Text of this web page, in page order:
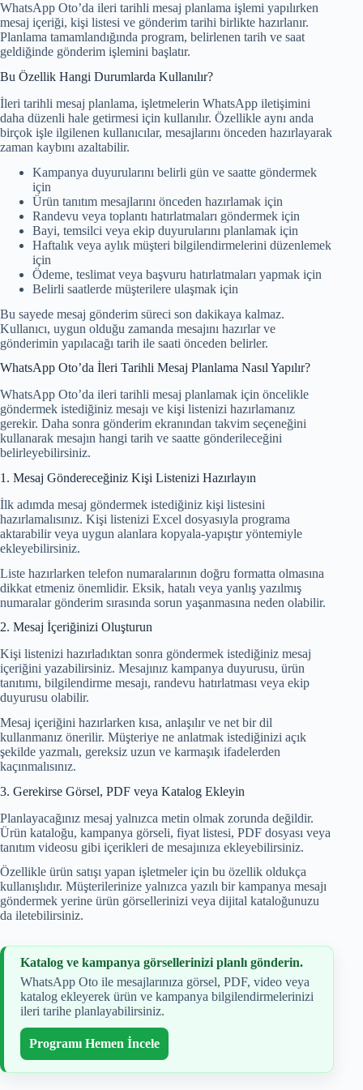
WhatsApp Oto’da ileri tarihli mesaj planlama işlemi yapılırken
mesaj içeriği, kişi listesi ve gönderim tarihi birlikte hazırlanır.
Planlama tamamlandığında program, belirlenen tarih ve saat
geldiğinde gönderim işlemini başlatır.
Bu Özellik Hangi Durumlarda Kullanılır?
İleri tarihli mesaj planlama, işletmelerin WhatsApp iletişimini
daha düzenli hale getirmesi için kullanılır. Özellikle aynı anda
birçok işle ilgilenen kullanıcılar, mesajlarını önceden hazırlayarak
zaman kaybını azaltabilir.
Kampanya duyurularını belirli gün ve saatte göndermek
için
Ürün tanıtım mesajlarını önceden hazırlamak için
Randevu veya toplantı hatırlatmaları göndermek için
Bayi, temsilci veya ekip duyurularını planlamak için
Haftalık veya aylık müşteri bilgilendirmelerini düzenlemek
için
Ödeme, teslimat veya başvuru hatırlatmaları yapmak için
Belirli saatlerde müşterilere ulaşmak için
Bu sayede mesaj gönderim süreci son dakikaya kalmaz.
Kullanıcı, uygun olduğu zamanda mesajını hazırlar ve
gönderimin yapılacağı tarih ile saati önceden belirler.
WhatsApp Oto’da İleri Tarihli Mesaj Planlama Nasıl Yapılır?
WhatsApp Oto’da ileri tarihli mesaj planlamak için öncelikle
göndermek istediğiniz mesajı ve kişi listenizi hazırlamanız
gerekir. Daha sonra gönderim ekranından takvim seçeneğini
kullanarak mesajın hangi tarih ve saatte gönderileceğini
belirleyebilirsiniz.
1. Mesaj Göndereceğiniz Kişi Listenizi Hazırlayın
İlk adımda mesaj göndermek istediğiniz kişi listesini
hazırlamalısınız. Kişi listenizi Excel dosyasıyla programa
aktarabilir veya uygun alanlara kopyala-yapıştır yöntemiyle
ekleyebilirsiniz.
Liste hazırlarken telefon numaralarının doğru formatta olmasına
dikkat etmeniz önemlidir. Eksik, hatalı veya yanlış yazılmış
numaralar gönderim sırasında sorun yaşanmasına neden olabilir.
2. Mesaj İçeriğinizi Oluşturun
Kişi listenizi hazırladıktan sonra göndermek istediğiniz mesaj
içeriğini yazabilirsiniz. Mesajınız kampanya duyurusu, ürün
tanıtımı, bilgilendirme mesajı, randevu hatırlatması veya ekip
duyurusu olabilir.
Mesaj içeriğini hazırlarken kısa, anlaşılır ve net bir dil
kullanmanız önerilir. Müşteriye ne anlatmak istediğinizi açık
şekilde yazmalı, gereksiz uzun ve karmaşık ifadelerden
kaçınmalısınız.
3. Gerekirse Görsel, PDF veya Katalog Ekleyin
Planlayacağınız mesaj yalnızca metin olmak zorunda değildir.
Ürün kataloğu, kampanya görseli, fiyat listesi, PDF dosyası veya
tanıtım videosu gibi içerikleri de mesajınıza ekleyebilirsiniz.
Özellikle ürün satışı yapan işletmeler için bu özellik oldukça
kullanışlıdır. Müşterilerinize yalnızca yazılı bir kampanya mesajı
göndermek yerine ürün görsellerinizi veya dijital kataloğunuzu
da iletebilirsiniz.
Katalog ve kampanya görsellerinizi planlı gönderin.
WhatsApp Oto ile mesajlarınıza görsel, PDF, video veya
katalog ekleyerek ürün ve kampanya bilgilendirmelerinizi
ileri tarihe planlayabilirsiniz.
Programı Hemen İncele